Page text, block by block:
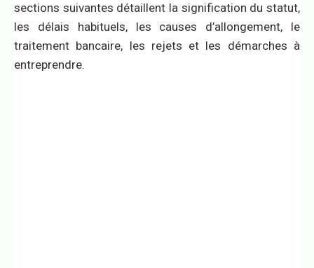
sections suivantes détaillent la signification du statut,
les délais habituels, les causes d’allongement, le
traitement bancaire, les rejets et les démarches à
entreprendre.